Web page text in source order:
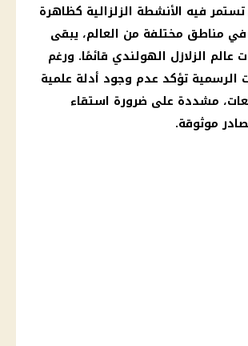
فيه الأنشطة الزلزالية كظاهرة
مناطق مختلفة من العالم، يبقى
عالم الزلازل الهولندي قائمًا. ورغم
الرسمية تؤكد عدم وجود أدلة علمية
، مشددة على ضرورة استقاء
موثوقة.